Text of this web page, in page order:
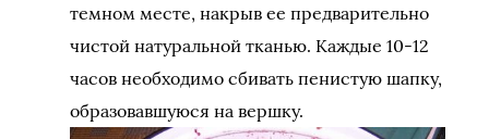
темном месте, накрыв ее предварительно
чистой натуральной тканью. Каждые 10-12
часов необходимо сбивать пенистую шапку,
образовавшуюся на вершку.